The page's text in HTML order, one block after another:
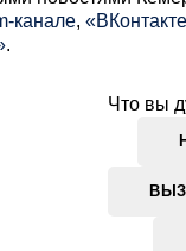
канале,
.
Что вы